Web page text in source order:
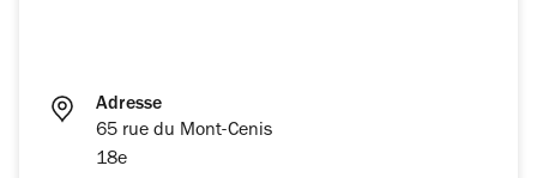
Adresse
65 rue du Mont-Cenis
18e